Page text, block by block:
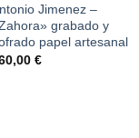
Jimenez –
grabado y
papel artesanal
€